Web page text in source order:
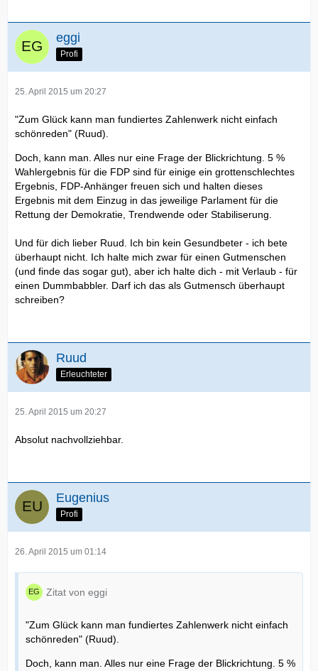
eggi
Profi
25. April 2015 um 20:27
"Zum Glück kann man fundiertes Zahlenwerk nicht einfach
schönreden" (Ruud).
Doch, kann man. Alles nur eine Frage der Blickrichtung. 5 %
Wahlergebnis für die FDP sind für einige ein grottenschlechtes
Ergebnis, FDP-Anhänger freuen sich und halten dieses
Ergebnis mit dem Einzug in das jeweilige Parlament für die
Rettung der Demokratie, Trendwende oder Stabiliserung.
Und für dich lieber Ruud. Ich bin kein Gesundbeter - ich bete
überhaupt nicht. Ich halte mich zwar für einen Gutmenschen
(und finde das sogar gut), aber ich halte dich - mit Verlaub - für
einen Dummbabbler. Darf ich das als Gutmensch überhaupt
schreiben?
Ruud
Erleuchteter
25. April 2015 um 20:27
Absolut nachvollziehbar.
Eugenius
Profi
26. April 2015 um 01:14
Zitat von eggi
"Zum Glück kann man fundiertes Zahlenwerk nicht einfach
schönreden" (Ruud).
Doch, kann man. Alles nur eine Frage der Blickrichtung. 5 %